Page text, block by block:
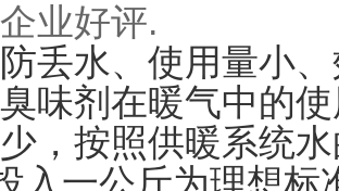
业好评.
丢水、使用量小
味剂在暖气中的
，按照供暖系统
入一公斤为理想